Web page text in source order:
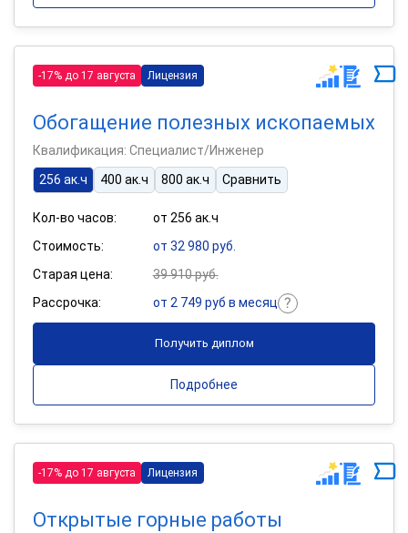
-17% до 17 августа Лицензия
Обогащение полезных ископаемых
Квалификация: Специалист/Инженер
256 ак.ч
400 ак.ч 800 ак.ч Сравнить
Кол-во часов:
от 256 ак.ч
Стоимость:
от 32 980 руб.
Старая цена:
39 910 руб.
Рассрочка:
от 2 749 руб в месяц
Получить диплом
Подробнее
-17% до 17 августа Лицензия
Открытые горные работы